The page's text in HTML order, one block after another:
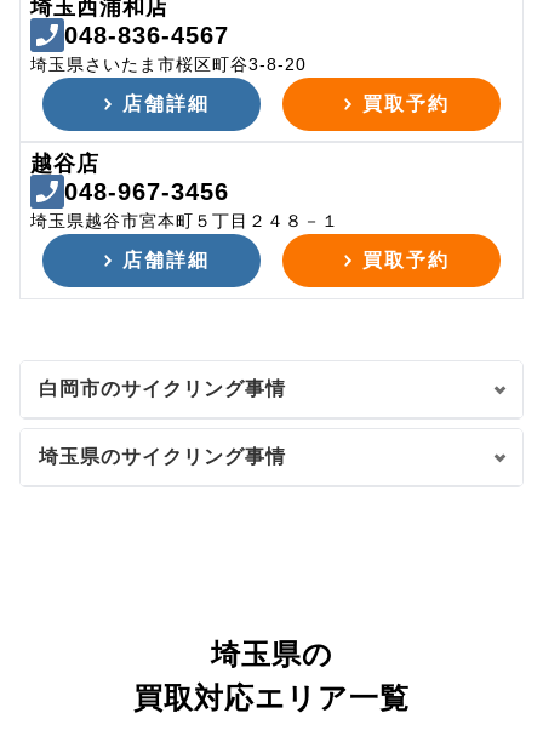
埼玉西浦和店
048-836-4567
埼玉県さいたま市桜区町谷3-8-20
店舗詳細 買取予約
越谷店
048-967-3456
埼玉県越谷市宮本町５丁目２４８－１
店舗詳細 買取予約
白岡市のサイクリング事情
埼玉県のサイクリング事情
埼玉県の
買取対応エリア一覧